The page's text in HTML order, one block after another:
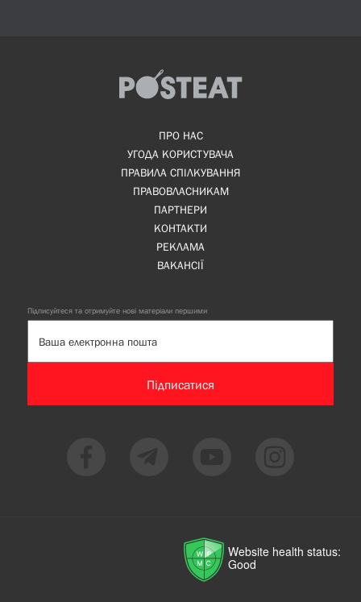
ПРО НАС
УГОДА КОРИСТУВАЧА
ПРАВИЛА СПІЛКУВАННЯ
ПРАВОВЛАСНИКАМ
ПАРТНЕРИ
КОНТАКТИ
РЕКЛАМА
ВАКАНСІЇ
Підписуйтеся та отримуйте нові матеріали першими
Підписатися
Website health status:
Good